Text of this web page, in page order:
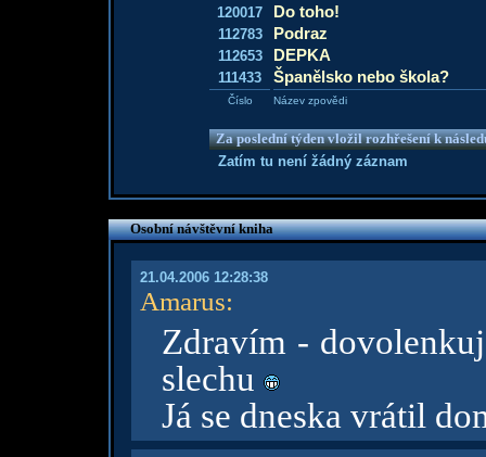
120017 Do toho!
112783 Podraz
112653 DEPKA
111433 Španělsko nebo škola?
Číslo Název zpovědi
Za poslední týden vložil rozhřešení k
Zatím tu není žádný záznam
Osobní návštěvní kniha
21.04.2006 12:28:38
Amarus:
Zdravím -
slechu
Já se dneska vrátil